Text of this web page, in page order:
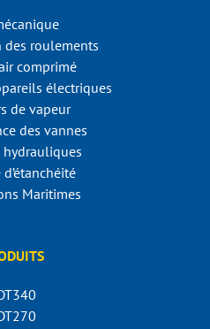
roulements
comprimé
électriques
de vapeur
des vannes
hydrauliques
Maritimes